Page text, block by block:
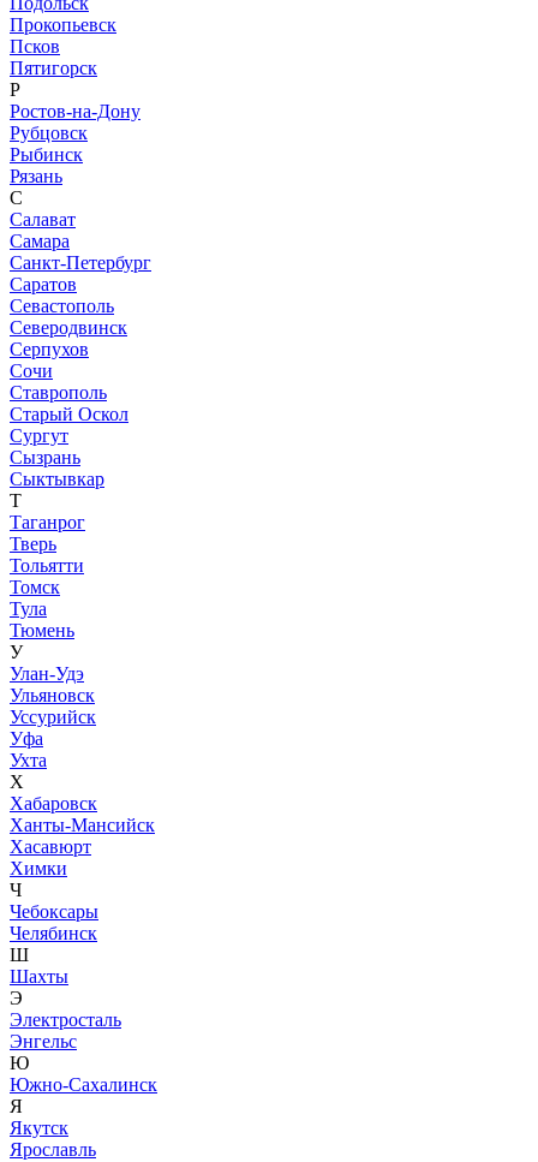
Прокопьевск
Псков
Пятигорск
Р
Ростов-на-Дону
Рубцовск
Рыбинск
Рязань
С
Салават
Самара
Санкт-Петербург
Саратов
Севастополь
Северодвинск
Серпухов
Сочи
Ставрополь
Старый Оскол
Сургут
Сызрань
Сыктывкар
Т
Таганрог
Тверь
Тольятти
Томск
Тула
Тюмень
У
Улан-Удэ
Ульяновск
Уссурийск
Уфа
Ухта
Х
Хабаровск
Ханты-Мансийск
Хасавюрт
Химки
Ч
Чебоксары
Челябинск
Ш
Шахты
Э
Электросталь
Энгельс
Ю
Южно-Сахалинск
Я
Якутск
Ярославль